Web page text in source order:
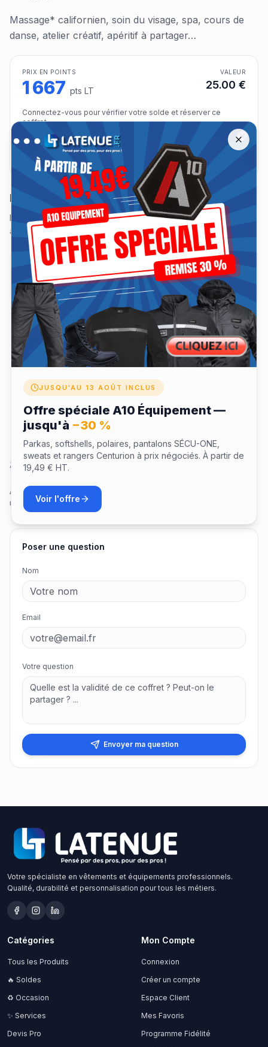
Massage* californien, soin du visage, spa, cours de
danse, atelier créatif, apéritif à partager…
PRIX EN POINTS
1 667 pts LT
VALEUR
25.00 €
Connectez-vous pour vérifier votre solde et réserver ce
coffret.
Se connecter pour échanger
Description
Massage* californien, soin du visage, spa, cours de danse,
atelier créatif, apéritif à partager…
✓ Coffret expédié à votre domicile après validation
✓ Validité 12 mois pour profiter de votre expérience
✓ Échangeable depuis votre espace fidélité LaTenue
Questions sur ce coffret
Aucune question pour le moment. Soyez le premier à poser
une question !
Poser une question
Nom
Email
Votre question
Envoyer ma question
Votre spécialiste en vêtements et équipements professionnels.
Qualité, durabilité et personnalisation pour tous les métiers.
Catégories
Tous les Produits
🔥 Soldes
♻️ Occasion
✨ Services
Devis Pro
Mon Compte
Connexion
Créer un compte
Espace Client
Mes Favoris
Programme Fidélité
Offre spéciale A10 Équipement jusqu'à −30 %
Remise jusqu'à 30 % sur les tenues A10 Équipement jusqu'au 13
JUSQU'AU 13 AOÛT INCLUS
Offre spéciale A10 Équipement —
jusqu'à −30 %
Parkas, softshells, polaires, pantalons SÉCU-ONE,
sweats et rangers Centurion à prix négociés. À partir de
19,49 € HT.
Voir l'offre
Close